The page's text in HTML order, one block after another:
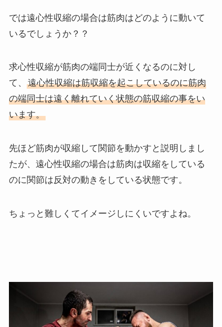
では遠心性収縮の場合は筋肉はどのように動いて
いるでしょうか？？
求心性収縮が筋肉の端同士が近くなるのに対し
て、 遠心性収縮は筋収縮を起こしているのに筋肉
の端同士は遠く離れていく状態の筋収縮の事をい
います。
先ほど筋肉が収縮して関節を動かすと説明しまし
たが、遠心性収縮の場合は筋肉は収縮をしている
のに関節は反対の動きをしている状態です。
ちょっと難しくてイメージしにくいですよね。